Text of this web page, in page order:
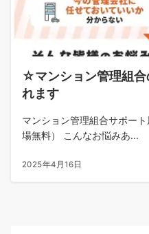
☆マンション管理組合
れます
マンション管理組合サポー
場無料） こんなお悩みあ...
2025年4月16日